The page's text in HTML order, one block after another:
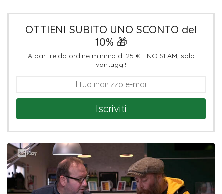
OTTIENI SUBITO UNO SCONTO del
10% 🎁
A partire da ordine minimo di 25 € - NO SPAM, solo
vantaggi!
Iscriviti